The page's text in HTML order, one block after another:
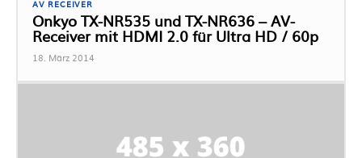
AV RECEIVER
Onkyo TX-NR535 und TX-NR636 – AV-
Receiver mit HDMI 2.0 für Ultra HD / 60p
18. März 2014